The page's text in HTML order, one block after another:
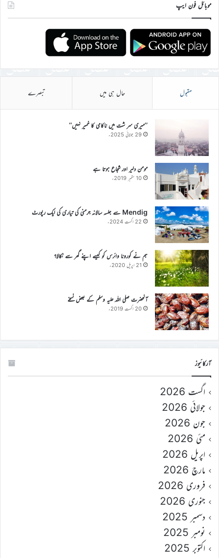
موبائل فون ایپ
مقبول حال ہی میں تبصرے
’’میری سر شت میں ناکامی کا خمیر نہیں‘‘
29 جولائی 2025ء
مومن دلیر اور شجاع ہوتا ہے
10 ستمبر 2019ء
Mendig سے جلسہ سالانہ جرمنی کی تیاری کی ایک رپورٹ
22 اگست 2024ء
ہم نے کورونا وائرس کو کیسے اپنے گھر سے نکالا؟
21 اپریل 2020ء
آنحضرت صلی اللہ علیہ وسلم کے بعض نسخے
20 اگست 2019ء
آرکائیوز
اگست 2026
جولائی 2026
جون 2026
مئی 2026
اپریل 2026
مارچ 2026
فروری 2026
جنوری 2026
دسمبر 2025
نومبر 2025
اکتوبر 2025